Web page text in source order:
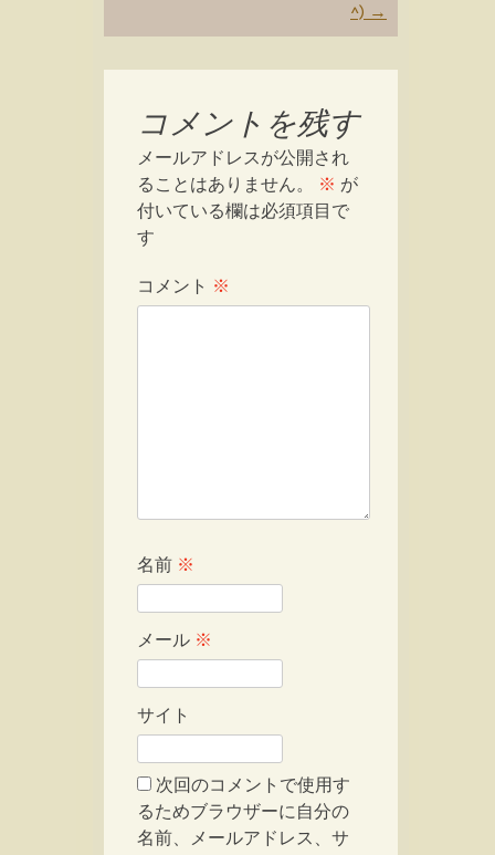
^) →
コメントを残す
メールアドレスが公開され
ることはありません。
※ が
付いている欄は必須項目で
す
コメント ※
名前 ※
メール ※
サイト
次回のコメントで使用す
るためブラウザーに自分の
名前、メールアドレス、サ